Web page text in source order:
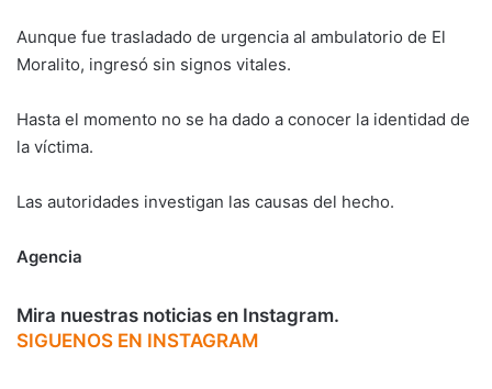
Aunque fue trasladado de urgencia al ambulatorio de El
Moralito, ingresó sin signos vitales.
Hasta el momento no se ha dado a conocer la identidad de
la víctima.
Las autoridades investigan las causas del hecho.
Agencia
Mira nuestras noticias en Instagram.
SIGUENOS EN INSTAGRAM